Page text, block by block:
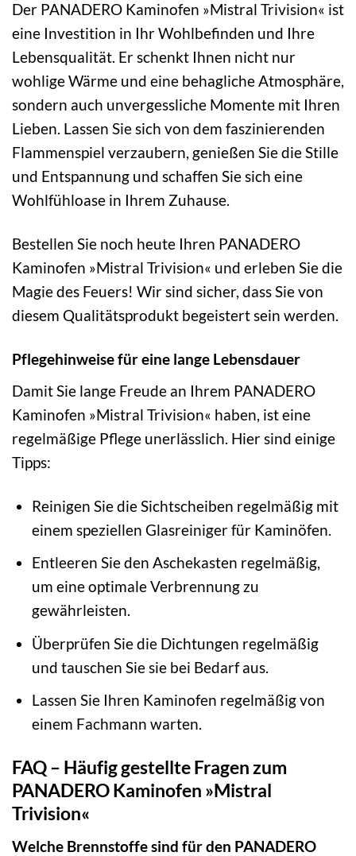
Der PANADERO Kaminofen »Mistral Trivision« ist
eine Investition in Ihr Wohlbefinden und Ihre
Lebensqualität. Er schenkt Ihnen nicht nur
wohlige Wärme und eine behagliche Atmosphäre,
sondern auch unvergessliche Momente mit Ihren
Lieben. Lassen Sie sich von dem faszinierenden
Flammenspiel verzaubern, genießen Sie die Stille
und Entspannung und schaffen Sie sich eine
Wohlfühloase in Ihrem Zuhause.
Bestellen Sie noch heute Ihren PANADERO
Kaminofen »Mistral Trivision« und erleben Sie die
Magie des Feuers! Wir sind sicher, dass Sie von
diesem Qualitätsprodukt begeistert sein werden.
Pflegehinweise für eine lange Lebensdauer
Damit Sie lange Freude an Ihrem PANADERO
Kaminofen »Mistral Trivision« haben, ist eine
regelmäßige Pflege unerlässlich. Hier sind einige
Tipps:
Reinigen Sie die Sichtscheiben regelmäßig mit
einem speziellen Glasreiniger für Kaminöfen.
Entleeren Sie den Aschekasten regelmäßig,
um eine optimale Verbrennung zu
gewährleisten.
Überprüfen Sie die Dichtungen regelmäßig
und tauschen Sie sie bei Bedarf aus.
Lassen Sie Ihren Kaminofen regelmäßig von
einem Fachmann warten.
FAQ – Häufig gestellte Fragen zum
PANADERO Kaminofen »Mistral
Trivision«
Welche Brennstoffe sind für den PANADERO